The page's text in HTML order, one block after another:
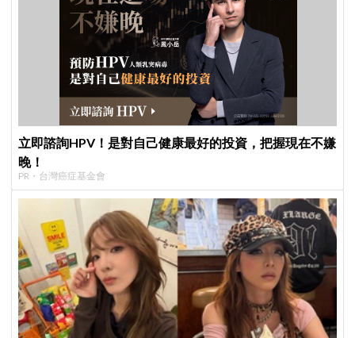
立即諮詢HPV！是對自己健康最好的投資，把握現在不嫌
晚！
PR・台灣癌症基金會